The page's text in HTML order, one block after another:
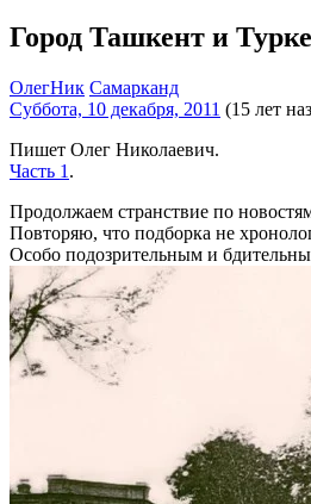
Город Ташкент и
ОлегНик Самарканд
Суббота, 10 декабря, 2011 (15 лет
Пишет Олег Николаевич.
Часть 1 .
Продолжаем странствие по
Повторяю, что подборка не
Особо подозрительным и